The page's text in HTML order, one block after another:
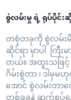
စွဲလမ်းမှု ရဲ့ ရုပ်ပိုင်း
တစုံတခုကို စွဲလမ်းမိ
ဆိုင်ရာ မှာပါ ကြီး
တယ်။ အထူးသဖြင့်
ဂိမ်းစွဲတာ ၊ ဒါ
အောင် စွဲလမ်းတာ